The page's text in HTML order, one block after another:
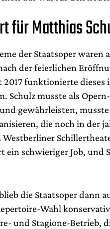
für Matthias
der Staatsoper waren
der feierlichen
2017 funktionierte dieses
Schulz musste als
gewährleisten,
die noch in der
ein schwieriger Job, und
die Staatsoper dann
Wahl
und Stagione-Betrieb,